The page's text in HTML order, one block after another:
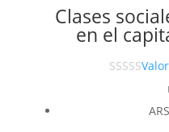
Clases
en el
ARS